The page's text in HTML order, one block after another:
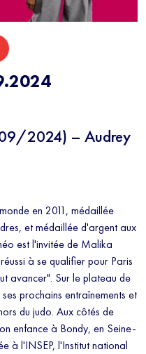
2024) – Audrey
en 2011, médaillée
et médaillée d'argent aux
est l'invitée de Malika
à se qualifier pour Paris
avancer". Sur le plateau de
prochains entraînements et
du judo. Aux côtés de
enfance à Bondy, en Seine-
à l'INSEP, l'Institut national